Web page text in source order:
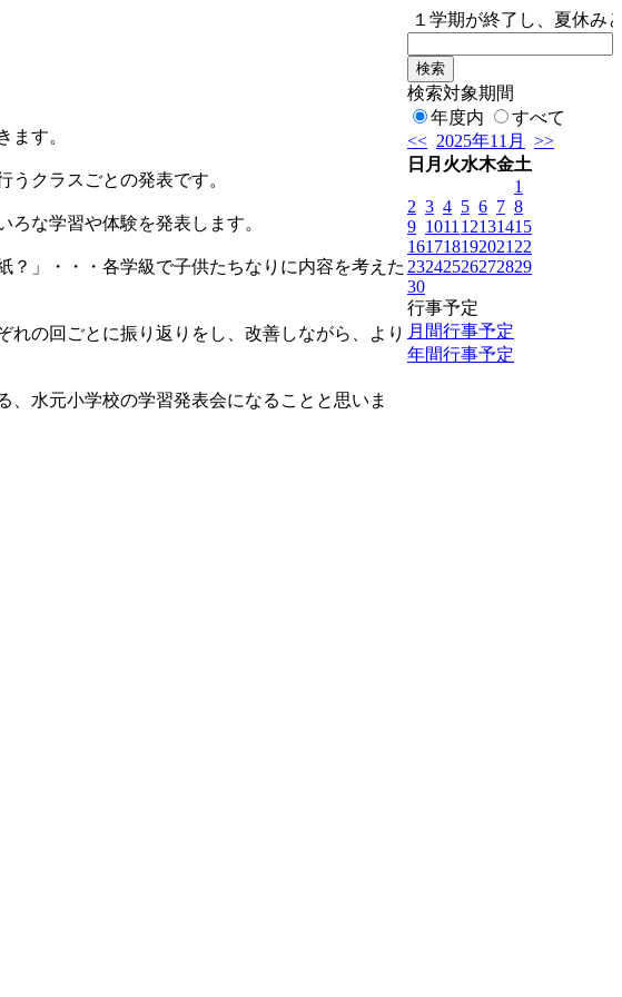
１学期が終了し、夏休み
ます。
クラスごとの発表です。
な学習や体験を発表します。
？」・・・各学級で子供たちなりに内容を考えた
の回ごとに振り返りをし、改善しながら、より
水元小学校の学習発表会になることと思いま
検索対象期間
年度内
すべて
<< 2025年11月
>>
日 月 火水木金土
1
2 3 4 5 6 7 8
9 1011 12131415
161718192021 22
23242526272829
30
行事予定
月間行事予定
年間行事予定